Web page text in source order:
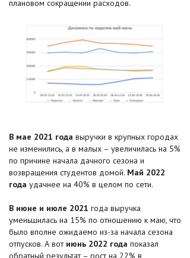
плановом сокращении расходов.
В мае 2021 года выручки в крупных городах
не изменились, а в малых – увеличилась на 5%
по причине начала дачного сезона и
возвращения студентов домой. Май 2022
года удачнее на 40% в целом по сети.
В июне и июле 2021 года выручка
уменьшилась на 15% по отношению к маю, что
было вполне ожидаемо из-за начала сезона
отпусков. А вот июнь 2022 года показал
обратный результат – рост на 22% в